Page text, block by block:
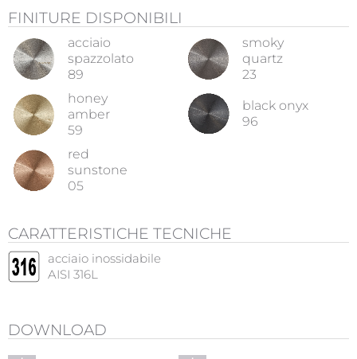
FINITURE DISPONIBILI
acciaio
spazzolato
89
smoky
quartz
23
honey
amber
59
black onyx
96
red
sunstone
05
CARATTERISTICHE TECNICHE
acciaio inossidabile
AISI 316L
DOWNLOAD